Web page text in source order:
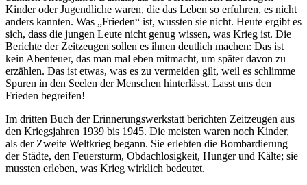
Kinder oder Jugendliche waren, die das Leben so erfuhren, es nicht
anders kannten. Was
Frieden
ist, wussten sie nicht. Heute ergibt es
sich, dass die jungen Leute nicht genug wissen, was Krieg ist. Die
Berichte der Zeitzeugen sollen es ihnen deutlich machen: Das ist
kein Abenteuer, das man mal eben mitmacht, um später davon zu
erzählen. Das ist etwas, was es zu vermeiden gilt, weil es schlimme
Spuren in den Seelen der Menschen hinterlässt. Lasst uns den
Frieden begreifen!
Im dritten Buch der Erinnerungswerkstatt berichten Zeitzeugen aus
den Kriegsjahren 1939 bis 1945. Die meisten waren noch Kinder,
als der Zweite Weltkrieg begann. Sie erlebten die Bombardierung
der Städte, den Feuersturm, Obdachlosigkeit, Hunger und Kälte; sie
mussten erleben, was Krieg wirklich bedeutet.